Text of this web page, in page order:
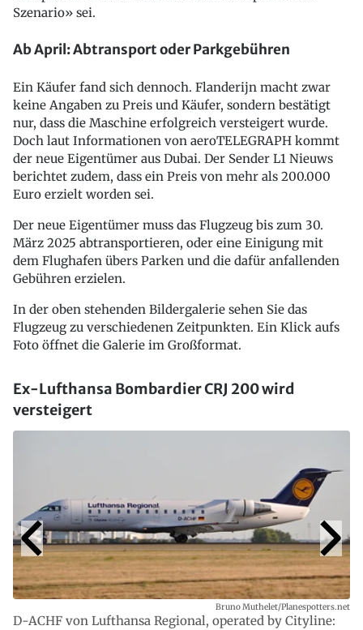
Szenario» sei.
Ab April: Abtransport oder Parkgebühren
Ein Käufer fand sich dennoch. Flanderijn macht zwar
keine Angaben zu Preis und Käufer, sondern bestätigt
nur, dass die Maschine erfolgreich versteigert wurde.
Doch laut Informationen von aeroTELEGRAPH kommt
der neue Eigentümer aus Dubai. Der Sender L1 Nieuws
berichtet zudem, dass ein Preis von mehr als 200.000
Euro erzielt worden sei.
Der neue Eigentümer muss das Flugzeug bis zum 30.
März 2025 abtransportieren, oder eine Einigung mit
dem Flughafen übers Parken und die dafür anfallenden
Gebühren erzielen.
In der oben stehenden Bildergalerie sehen Sie das
Flugzeug zu verschiedenen Zeitpunkten. Ein Klick aufs
Foto öffnet die Galerie im Großformat.
Ex-Lufthansa Bombardier CRJ 200 wird
versteigert
D-ACHF von Lufthansa Regional, operated by Cityline:
Bruno Muthelet/Planespotters.net